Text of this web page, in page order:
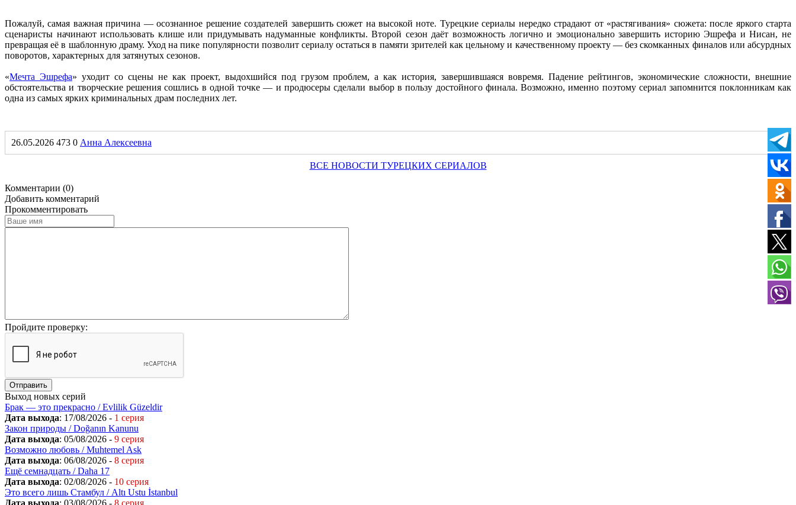
Пожалуй, самая важная причина — осознанное решение создателей завершить сюжет на высокой ноте. Турецкие сериалы нередко страдают от «растягивания» сюжета: после яркого старта
сценаристы начинают использовать клише или придумывать надуманные конфликты. Второй сезон даёт возможность логично и эмоционально завершить историю Эшрефа и Нисан, не
превращая её в шаблонную драму. Уход на пике популярности позволит сериалу остаться в памяти зрителей как цельному и качественному проекту — без скомканных финалов или абсурдных
поворотов, характерных для затянутых сезонов.
«Мечта Эшрефа» уходит со сцены не как проект, выдохшийся под грузом проблем, а как история, завершившаяся вовремя. Падение рейтингов, экономические сложности, внешние
обстоятельства и творческие решения сошлись в одной точке — и продюсеры сделали выбор в пользу достойного финала. Возможно, именно поэтому сериал запомнится поклонникам как
одна из самых ярких криминальных драм последних лет.
26.05.2026 473 0 Анна Алексеевна
ВСЕ НОВОСТИ ТУРЕЦКИХ СЕРИАЛОВ
Комментарии (0)
Добавить комментарий
Прокомментировать
Пройдите проверку:
Отправить
Выход новых серий
Брак — это прекрасно / Evlilik Güzeldir
Дата выхода: 17/08/2026 - 1 серия
Закон природы / Doğanın Kanunu
Дата выхода: 05/08/2026 - 9 серия
Возможно любовь / Muhtemel Ask
Дата выхода: 06/08/2026 - 8 серия
Ещё семнадцать / Daha 17
Дата выхода: 02/08/2026 - 10 серия
Это всего лишь Стамбул / Altı Ustu İstanbul
Дата выхода: 03/08/2026 - 8 серия